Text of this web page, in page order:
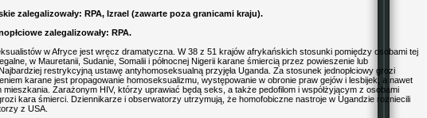
zalegalizowały: RPA, Izrael (zawarte poza granicami kraju).
zalegalizowały: RPA.
w Afryce jest wręcz dramatyczna. W 38 z 51 krajów afrykańskich stosunki pomiędzy osobami tej
w Mauretanii, Sudanie, Somalii i północnej Nigerii karane śmiercią przez powieszenie lub
restrykcyjną ustawę antyhomoseksualną przyjęła Uganda. Za stosunek jednopłciowy grozi
karane jest propagowanie homoseksualizmu, występowanie w obronie praw gejów i lesbijek, a nawet
mieszkania. Zarażonym HIV, którzy uprawiać będą seks, a także pedofilom i współżyjącym z osobami
kara śmierci. Dziennikarze i obserwatorzy utrzymują, że homofobiczne nastroje w Ugandzie rozniecili
z USA.